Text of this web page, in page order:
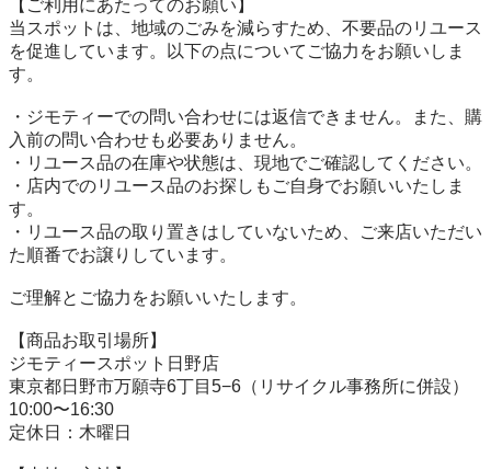
【ご利用にあたってのお願い】
当スポットは、地域のごみを減らすため、不要品のリユース
を促進しています。以下の点についてご協力をお願いしま
す。
・ジモティーでの問い合わせには返信できません。また、購
入前の問い合わせも必要ありません。
・リユース品の在庫や状態は、現地でご確認してください。
・店内でのリユース品のお探しもご自身でお願いいたしま
す。
・リユース品の取り置きはしていないため、ご来店いただい
た順番でお譲りしています。
ご理解とご協力をお願いいたします。
【商品お取引場所】
ジモティースポット日野店
東京都日野市万願寺6丁目5−6（リサイクル事務所に併設）
10:00〜16:30
定休日：木曜日